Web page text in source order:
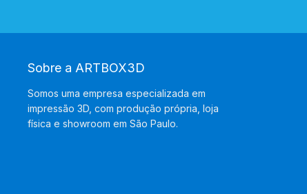
Sobre a ARTBOX3D
Somos uma empresa especializada em
impressão 3D, com produção própria, loja
física e showroom em São Paulo.